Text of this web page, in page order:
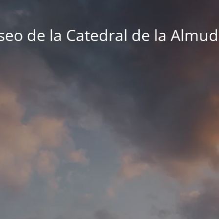
de la Catedral de la